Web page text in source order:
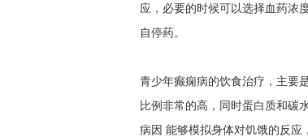
应，必要的时候可以选择血药浓
自停药。
青少年癫痫病的饮食治疗，主要
比例非常的高，同时蛋白质和碳
病因 能够模拟身体对饥饿的反应